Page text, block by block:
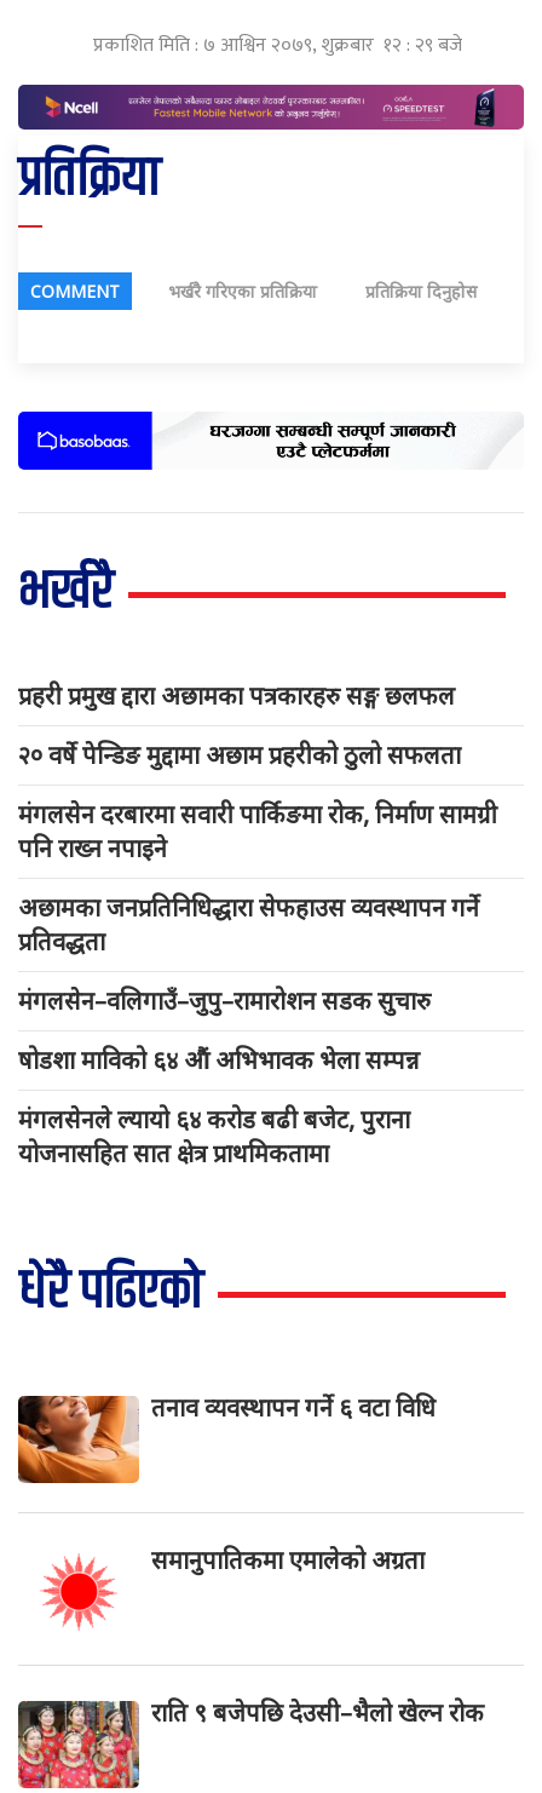
प्रकाशित मिति : ७ आश्विन २०७९, शुक्रबार १२ : २९ बजे
प्रतिक्रिया
COMMENT भर्खरै गरिएका प्रतिक्रिया प्रतिक्रिया दिनुहोस
भर्खरै
प्रहरी प्रमुख द्दारा अछामका पत्रकारहरु सङ्ग छलफल
२० वर्षे पेन्डिङ मुद्दामा अछाम प्रहरीको ठुलो सफलता
मंगलसेन दरबारमा सवारी पार्किङमा रोक, निर्माण सामग्री
पनि राख्न नपाइने
अछामका जनप्रतिनिधिद्धारा सेफहाउस व्यवस्थापन गर्ने
प्रतिवद्धता
मंगलसेन–वलिगाउँ–जुपु–रामारोशन सडक सुचारु
षोडशा माविको ६४ औं अभिभावक भेला सम्पन्न
मंगलसेनले ल्यायो ६४ करोड बढी बजेट, पुराना
योजनासहित सात क्षेत्र प्राथमिकतामा
धेरै पढिएको
तनाव व्यवस्थापन गर्ने ६ वटा विधि
समानुपातिकमा एमालेको अग्रता
राति ९ बजेपछि देउसी–भैलो खेल्न रोक